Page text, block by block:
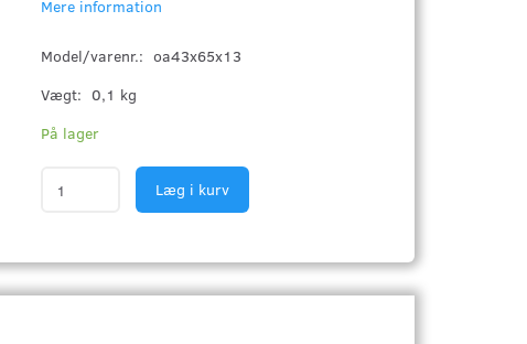
Mere information
Model/varenr.: oa43x65x13
Vægt: 0,1 kg
På lager
Læg i kurv